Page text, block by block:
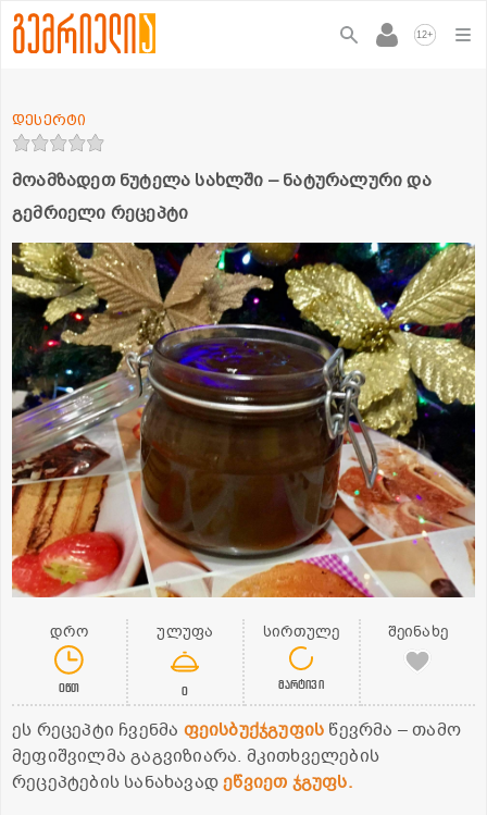
12+
მოამზადეთ ნუტელა სახლში – ნატურალური და
გემრიელი რეცეპტი
დესერტი
დრო
0წთ
ულუფა
0
სირთულე
მარტივი
შეინახე
ეს რეცეპტი ჩვენმა ფეისბუქჯგუფის წევრმა – თამო
მეფიშვილმა გაგვიზიარა. მკითხველების
რეცეპტების სანახავადეწვიეთ ჯგუფს.